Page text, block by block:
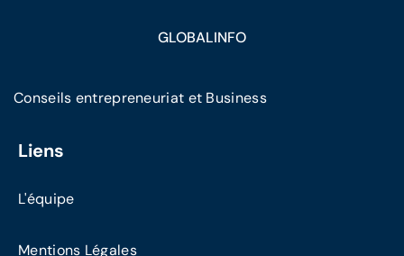
GLOBALINFO
Conseils entrepreneuriat et Business
Liens
L'équipe
Mentions Légales